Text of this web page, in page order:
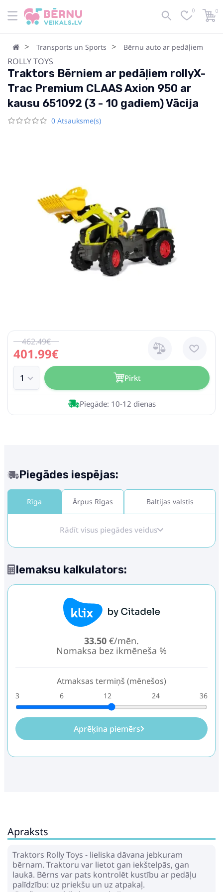
0 0
Transports un Sports Bērnu auto ar pedāļiem
ROLLY TOYS
Traktors Bērniem ar pedāļiem rollyX-
Trac Premium CLAAS Axion 950 ar
kausu 651092 (3 - 10 gadiem) Vācija
0 Atsauksme(s)
401.99€
462.49€
Pirkt
Piegāde: 10-12 dienas
Piegādes iespējas:
Rīga Ārpus Rīgas Baltijas valstis
Rādīt visus piegādes veidus
Iemaksu kalkulators:
33.50 €/mēn.
Nomaksa bez ikmēneša %
Atmaksas termiņš (mēnešos)
3 6 12 24 36
Aprēķina piemērs
Apraksts
Traktors Rolly Toys - lieliska dāvana jebkuram
bērnam. Traktoru var lietot gan iekštelpās, gan
laukā. Bērns var pats kontrolēt kustību ar pedāļu
palīdzību: uz priekšu un uz atpakaļ.